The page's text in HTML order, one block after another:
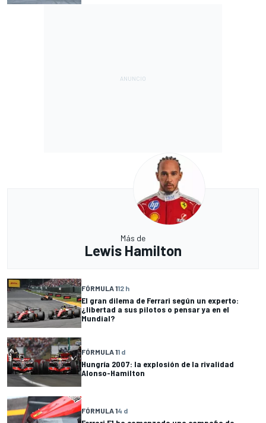
Más de
Lewis Hamilton
FÓRMULA 112 h
El gran dilema de Ferrari según un experto:
¿libertad a sus pilotos o pensar ya en el
Mundial?
FÓRMULA 11 d
Hungría 2007: la explosión de la rivalidad
Alonso-Hamilton
FÓRMULA 14 d